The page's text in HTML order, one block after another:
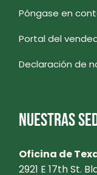
Póngase en
Portal del
Declaración de
NUESTRAS
Oficina de
2921 E 17th St.